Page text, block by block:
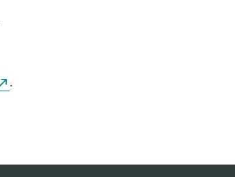
.